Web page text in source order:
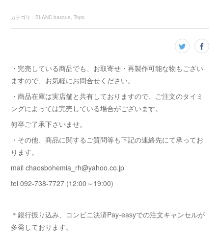
カテゴリ ： BLANC basque Tops
・完売している商品でも、お取寄せ・再製作可能な物もござい
ますので、お気軽にお問合せください。
・商品在庫は実店舗と共有しておりますので、ご注文のタイミ
ングによっては完売している場合がございます。
何卒ご了承下さいませ。
・その他、商品に関するご質問等も下記の連絡先にて承ってお
ります。
mail chaosbohemia_rh@yahoo.co.jp
tel 092-738-7727 (12:00～19:00)
＊銀行振り込み、コンビニ決済Pay-easyでの注文キャンセルが
多発しております。